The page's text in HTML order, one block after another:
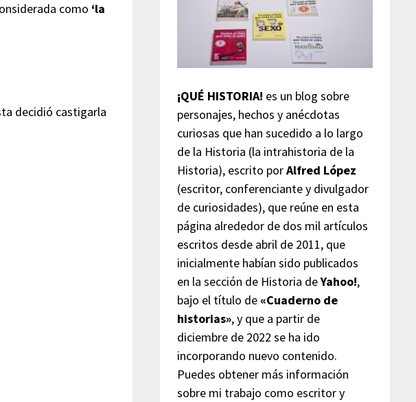
como ‘la
decidió castigarla
¡QUÉ HISTORIA! es un blog sobre
personajes, hechos y anécdotas
curiosas que han sucedido a lo largo
de la Historia (la intrahistoria de la
Historia), escrito porAlfred López
(escritor, conferenciante y divulgador
de curiosidades), que reúne en esta
página alrededor de dos mil artículos
escritos desde abril de 2011, que
inicialmente habían sido publicados
en la sección de Historia deYahoo!,
bajo el título de «Cuaderno de
historias», y que a partir de
diciembre de 2022 se ha ido
incorporando nuevo contenido.
Puedes obtener más información
sobre mi trabajo como escritor y